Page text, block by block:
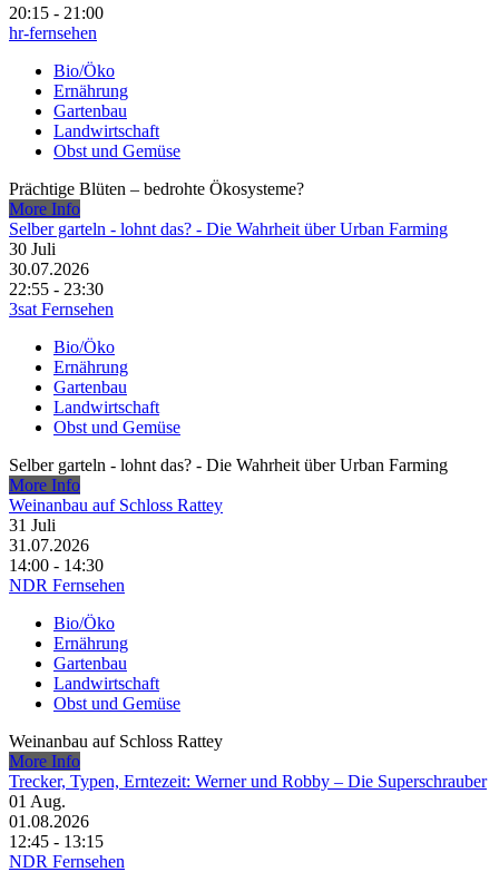
20:15 - 21:00
hr-fernsehen
Bio/Öko
Ernährung
Gartenbau
Landwirtschaft
Obst und Gemüse
Prächtige Blüten – bedrohte Ökosysteme?
More Info
Selber garteln - lohnt das? - Die Wahrheit über Urban Farming
30 Juli
30.07.2026
22:55 - 23:30
3sat Fernsehen
Bio/Öko
Ernährung
Gartenbau
Landwirtschaft
Obst und Gemüse
Selber garteln - lohnt das? - Die Wahrheit über Urban Farming
More Info
Weinanbau auf Schloss Rattey
31 Juli
31.07.2026
14:00 - 14:30
NDR Fernsehen
Bio/Öko
Ernährung
Gartenbau
Landwirtschaft
Obst und Gemüse
Weinanbau auf Schloss Rattey
More Info
Trecker, Typen, Erntezeit: Werner und Robby – Die Superschrauber
01 Aug.
01.08.2026
12:45 - 13:15
NDR Fernsehen